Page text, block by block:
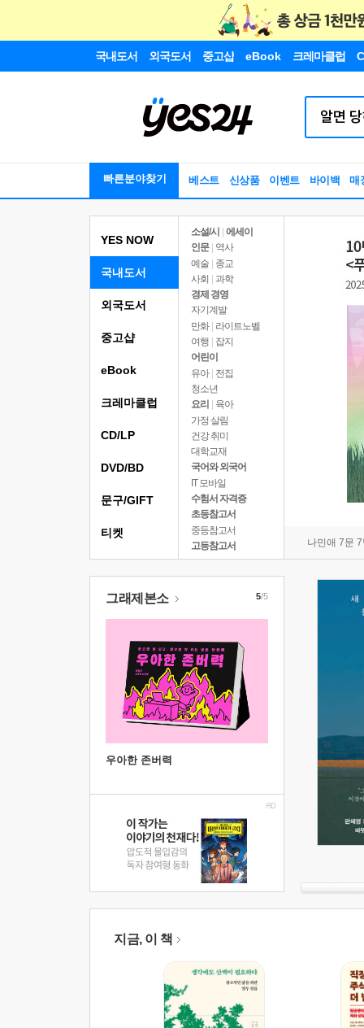
국내도서 외국도서 중고샵 eBook 크레마클럽
빠른분야찾기 베스트 신상품 이벤트 바이백 매
YES NOW
국내도서
소설/시
에세이
인문
역사
예술 | 종교
사회 | 과학
경제 경영
자기계발
만화 | 라이트노벨
여행
잡지
어린이
유아 | 전집
청소년
요리
육아
가정 살림
건강 취미
대학교재
국어와 외국어
IT 모바일
수험서 자격증
초등참고서
중등참고서
고등참고서
나민애 7문
외국도서
중고샵
eBook
크레마클럽
CD/LP
DVD/BD
문구/GIFT
티켓
그래제본소
우아한 존버력
5/5
지금, 이 책